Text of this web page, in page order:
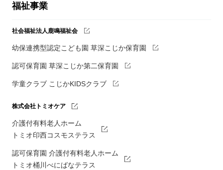
福祉事業
社会福祉法人鹿鳴福祉会
幼保連携型認定こども園 草深こじか保育園
認可保育園 草深こじか第二保育園
学童クラブ こじかKIDSクラブ
株式会社トミオケア
介護付有料老人ホーム
トミオ印西コスモステラス
認可保育園 介護付有料老人ホーム
トミオ桶川べにばなテラス